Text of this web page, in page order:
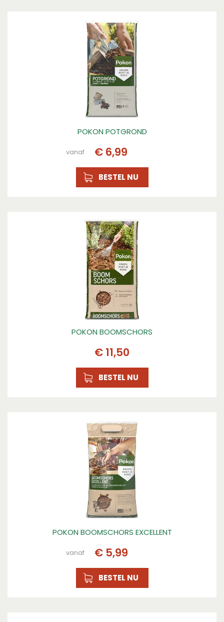
POKON POTGROND
vanaf € 6,99
BESTEL NU
POKON BOOMSCHORS
€ 11,50
BESTEL NU
POKON BOOMSCHORS EXCELLENT
vanaf € 5,99
BESTEL NU